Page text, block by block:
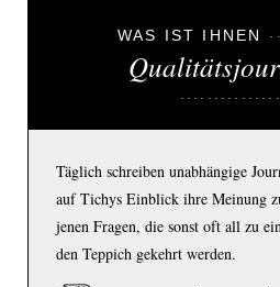
WAS IST IHNEN
Täglich schreiben unabhängige
auf Tichys Einblick ihre Meinung
jenen Fragen, die sonst oft all zu
den Teppich gekehrt werden.